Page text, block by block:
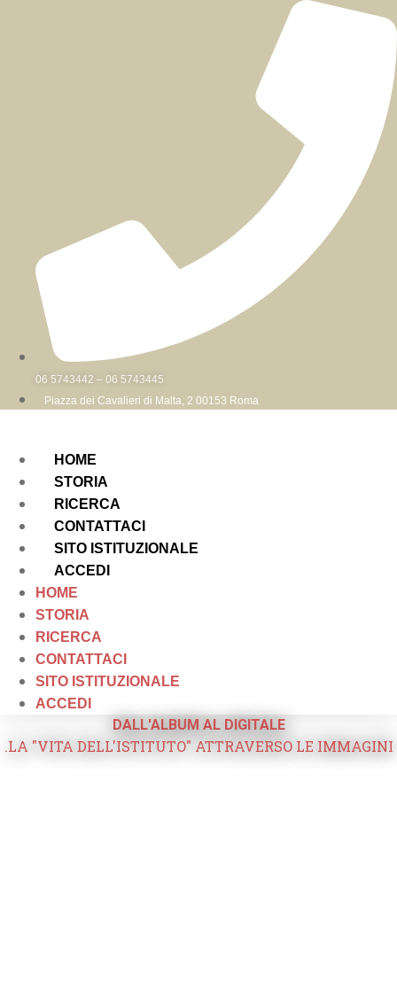
06 5743442 – 06 5743445
Piazza dei Cavalieri di Malta, 2 00153 Roma
HOME
STORIA
RICERCA
CONTATTACI
SITO ISTITUZIONALE
ACCEDI
HOME
STORIA
RICERCA
CONTATTACI
SITO ISTITUZIONALE
ACCEDI
DALL'ALBUM AL DIGITALE
.LA "VITA DELL'ISTITUTO" ATTRAVERSO LE IMMAGINI